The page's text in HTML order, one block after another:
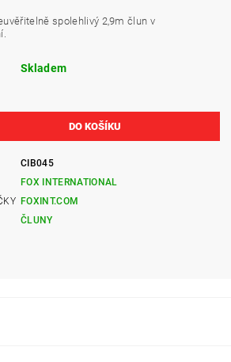
spolehlivý 2,9m člun v
Skladem
CIB045
FOX INTERNATIONAL
FOXINT.COM
ČLUNY